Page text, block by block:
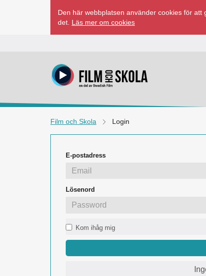
Den här webbplatsen använder cookies för
det. Läs mer om cookies
Film och Skola Login
E-postadress
Lösenord
Kom ihåg mig